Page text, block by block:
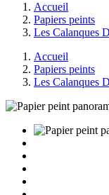
Accueil
Papiers peints
Les Calanques
Accueil
Papiers peints
Les Calanques